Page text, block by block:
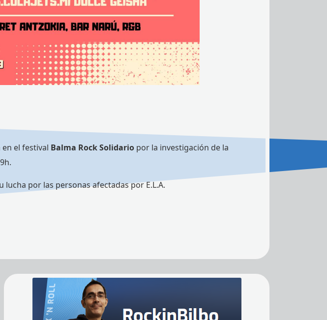
el festival Balma Rock Solidario por la investigación de la
lucha por las personas afectadas por E.L.A.